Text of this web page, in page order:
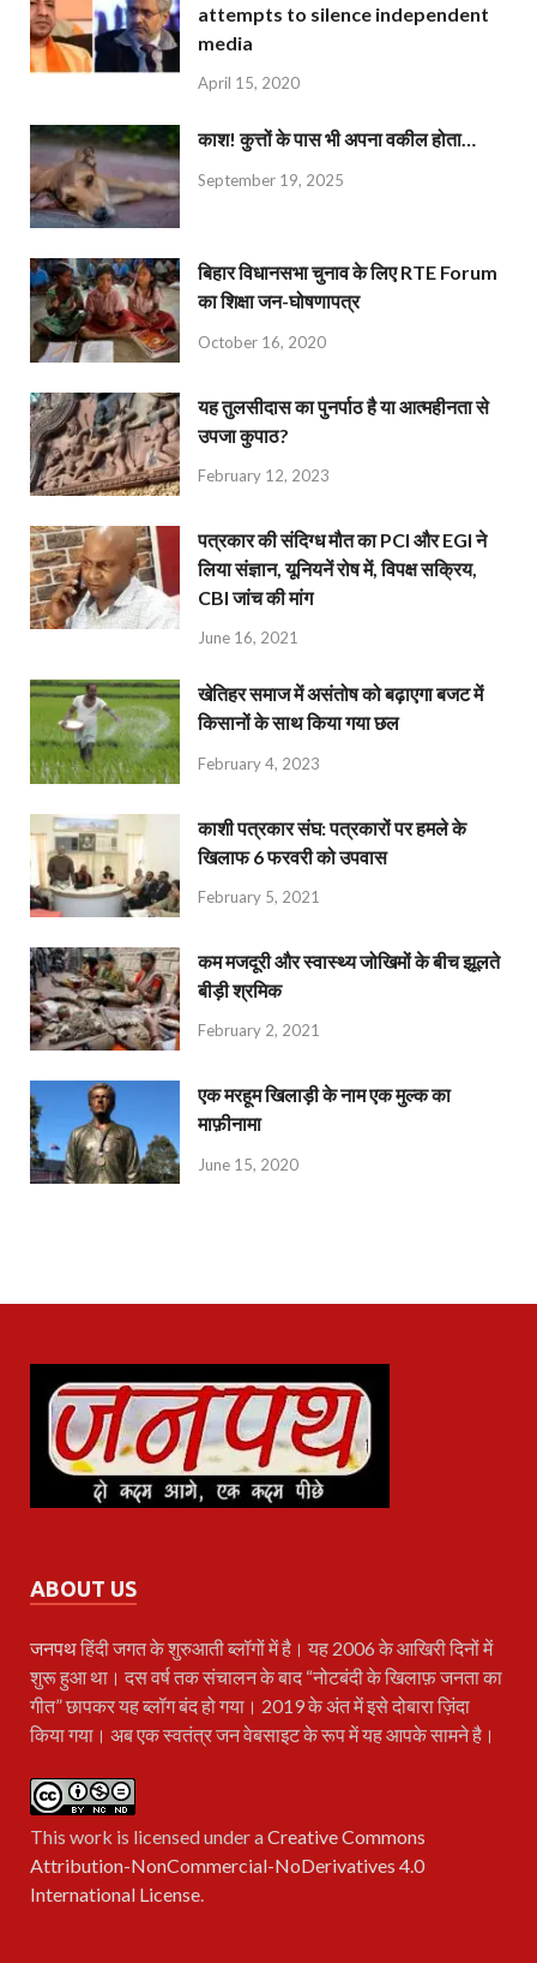
attempts to silence independent
media
April 15, 2020
काश! कुत्तों के पास भी अपना वकील होता…
September 19, 2025
बिहार विधानसभा चुनाव के लिए RTE Forum
का शिक्षा जन-घोषणापत्र
October 16, 2020
यह तुलसीदास का पुनर्पाठ है या आत्महीनता से
उपजा कुपाठ?
February 12, 2023
पत्रकार की संदिग्ध मौत का PCI और EGI ने
लिया संज्ञान, यूनियनें रोष में, विपक्ष सक्रिय,
CBI जांच की मांग
June 16, 2021
खेतिहर समाज में असंतोष को बढ़ाएगा बजट में
किसानों के साथ किया गया छल
February 4, 2023
काशी पत्रकार संघ: पत्रकारों पर हमले के
खिलाफ 6 फरवरी को उपवास
February 5, 2021
कम मजदूरी और स्वास्थ्य जोखिमों के बीच झूलते
बीड़ी श्रमिक
February 2, 2021
एक मरहूम खिलाड़ी के नाम एक मुल्क का
माफ़ीनामा
June 15, 2020
ABOUT US
जनपथहिंदी जगत के शुरुआती ब्लॉगों में है। यह 2006 के आखिरी दिनों में
शुरू हुआ था। दस वर्ष तक संचालन के बाद “नोटबंदी के खिलाफ़ जनता का
गीत” छापकर यह ब्लॉग बंद हो गया। 2019 के अंत में इसे दोबारा ज़िंदा
किया गया। अब एक स्वतंत्र जन वेबसाइट के रूप में यह आपके सामने है।
This work is licensed under aCreative Commons
Attribution-NonCommercial-NoDerivatives 4.0
International License.